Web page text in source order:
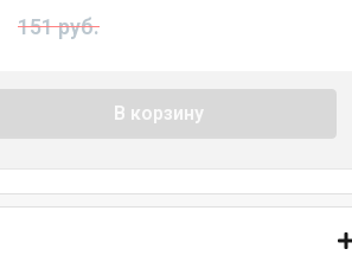
151 руб.
В корзину